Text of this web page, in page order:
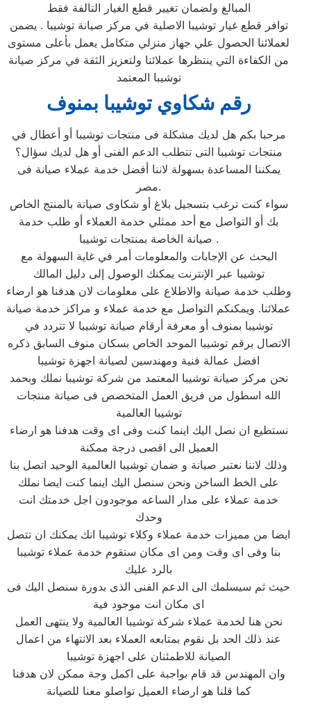
المبالغ ولضمان تغيير قطع الغيار التالفة فقط
توافر قطع غيار توشيبا الاصلية في مركز صيانة توشيبا . يضمن
لعملائنا الحصول علي جهاز منزلي متكامل يعمل بأعلى مستوى
من الكفاءة التي ينتظرها عملائنا ولتعزيز الثقة في مركز صيانة
توشيبا المعتمد
رقم شكاوي توشيبا بمنوف
مرحبا بكم هل لديك مشكلة فى منتجات توشيبا أو أعطال في
منتجات توشيبا التى تتطلب الدعم الفنى أو هل لديك سؤال؟
يمكننا المساعدة بسهولة لاننا أفضل خدمة عملاء صيانة فى
مصر.
سواء كنت ترغب بتسجيل بلاغ أو شكاوى صيانة بالمنتج الخاص
بك أو التواصل مع أحد ممثلي خدمة العملاء أو طلب خدمة
صيانة الخاصة بمنتجات توشيبا .
البحث عن الإجابات والمعلومات أمر في غاية السهولة مع
توشيبا عبر الإنترنت يمكنك الوصول إلى دليل المالك
وطلب خدمة صيانة والاطلاع على معلومات لان هدفنا هو ارضاء
عملائنا. ويمكنكم التواصل مع خدمة عملاء و مراكز خدمة صيانة
توشيبا بمنوف أو معرفة أرقام صيانة توشيبا لا تتردد في
الاتصال برقم توشيبا الموحد الخاص بسكان منوف السابق ذكره
افضل عمالة فنية ومهندسين لصيانة اجهزة توشيبا
نحن مركز صيانة توشيبا المعتمد من شركة توشيبا نملك وبحمد
الله اسطول من فريق العمل المتخصص فى صيانة منتجات
توشيبا العالمية
نستطيع ان نصل اليك اينما كنت وفى اى وقت هدفنا هو ارضاء
العميل الى اقصى درجة ممكنة
وذلك لاننا نعتبر صيانة و ضمان توشيبا العالمية الوحيد اتصل بنا
على الخط الساخن ونحن سنصل اليك اينما كنت ايضا نملك
خدمة عملاء على مدار الساعه موجودون اجل خدمتك انت
وحدك
ايضا من مميزات خدمة عملاء وكلاء توشيبا انك يمكنك ان تتصل
بنا وفى اى وقت ومن اى مكان ستقوم خدمة عملاء توشيبا
بالرد عليك
حيث ثم سيسلمك الى الدعم الفنى الذى بدورة سنصل اليك فى
اى مكان انت موجود فية
نحن هنا لخدمة عملاء شركة توشيبا العالمية ولا ينتهى العمل
عند ذلك الحد بل نقوم بمتابعه العملاء بعد الانتهاء من اعمال
الصيانة للاطمئنان على اجهزة توشيبا
وان المهندس قد قام بواجبة على اكمل وجة ممكن لان هدفنا
كما قلنا هو ارضاء العميل تواصلو معنا للصيانة